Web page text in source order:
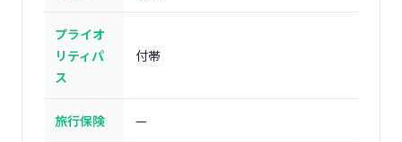
プライオ
リティパ
ス
付帯
旅行保険 —